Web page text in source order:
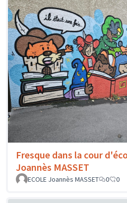
Fresque dans la cour
Joannès MASSET
ECOLE Joannès MASSET
0 0